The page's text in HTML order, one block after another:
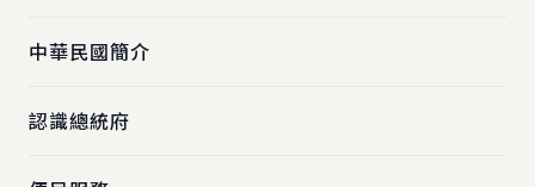
中華民國簡介
認識總統府